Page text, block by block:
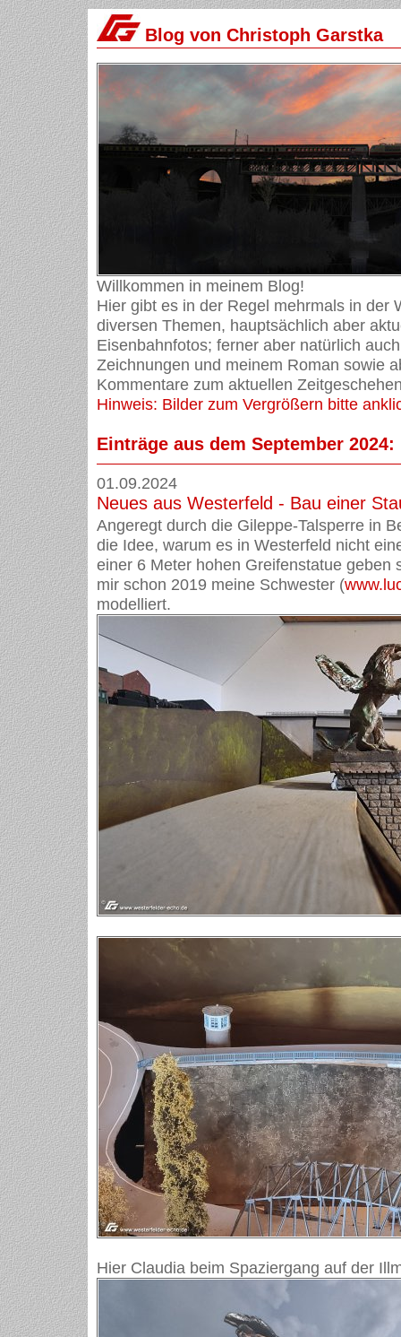
Blog von Christoph Garstka
Willkommen in meinem Blog!
Hier gibt es in der Regel mehrmals in der
diversen Themen, hauptsächlich aber
Eisenbahnfotos; ferner aber natürlich
Zeichnungen und meinem Roman sowie
Kommentare zum aktuellen
Hinweis: Bilder zum Vergrößern bitte
Einträge aus dem September 2024:
01.09.2024
Neues aus Westerfeld - Bau einer
Angeregt durch die Gileppe-Talsperre in
die Idee, warum es in Westerfeld nicht
einer 6 Meter hohen Greifenstatue geben
mir schon 2019 meine Schwester (
modelliert.
Hier Claudia beim Spaziergang auf der